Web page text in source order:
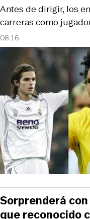
08:16
Antes de dirigir, los
carreras como
Sorprenderá
que reconocido